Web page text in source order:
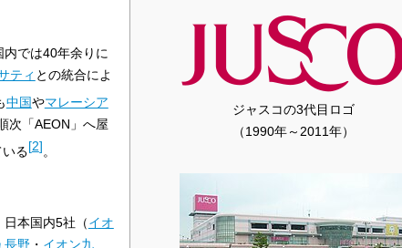
ジャスコの3代目ロゴ
（1990年～2011年）
内では40年余りに
ティ との統合によ
中国やマレーシア
次「AEON」へ屋
る[2]。
日本国内5社（イオ
長野・ イオン九